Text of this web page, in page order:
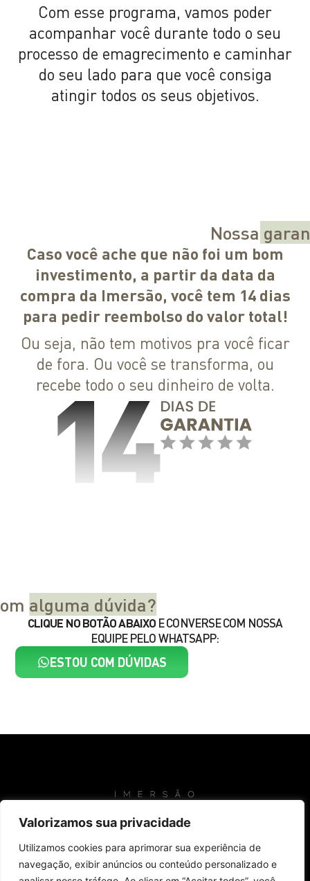
Valorizamos sua privacidade
Utilizamos cookies para aprimorar sua experiência de
navegação, exibir anúncios ou conteúdo personalizado e
Com esse programa, vamos poder
acompanhar você durante todo o seu
processo de emagrecimento e caminhar
do seu lado para que você consiga
atingir todos os seus objetivos.
Nossa
Caso você ache que não foi um bom
investimento, a partir da data da
compra da Imersão, você tem 14 dias
para pedir reembolso do valor total!
Ou seja, não tem motivos pra você ficar
de fora. Ou você se transforma, ou
recebe todo o seu dinheiro de volta.
alguma dúvida?
CLIQUE NO BOTÃO ABAIXO E CONVERSE COM NOSSA
EQUIPE PELO WHATSAPP:
ESTOU COM DÚVIDAS
Compra 100% segura!